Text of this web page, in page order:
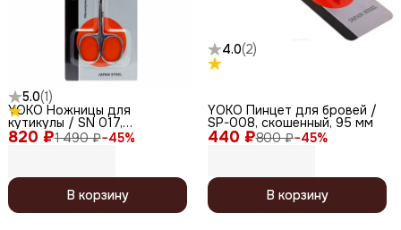
5.0(1)
820 ₽1 490 ₽−45%
YOKO Ножницы для
кутикулы / SN 017,
изогнутые, ручная заточка,
102 мм
В корзину
4.0(2)
440 ₽800 ₽−45%
YOKO Пинцет для бровей /
SP-008, скошенный, 95 мм
В корзину